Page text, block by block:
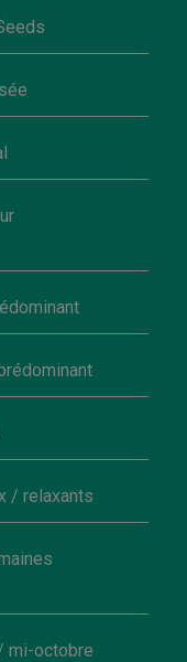
/ relaxants
mi-octobre